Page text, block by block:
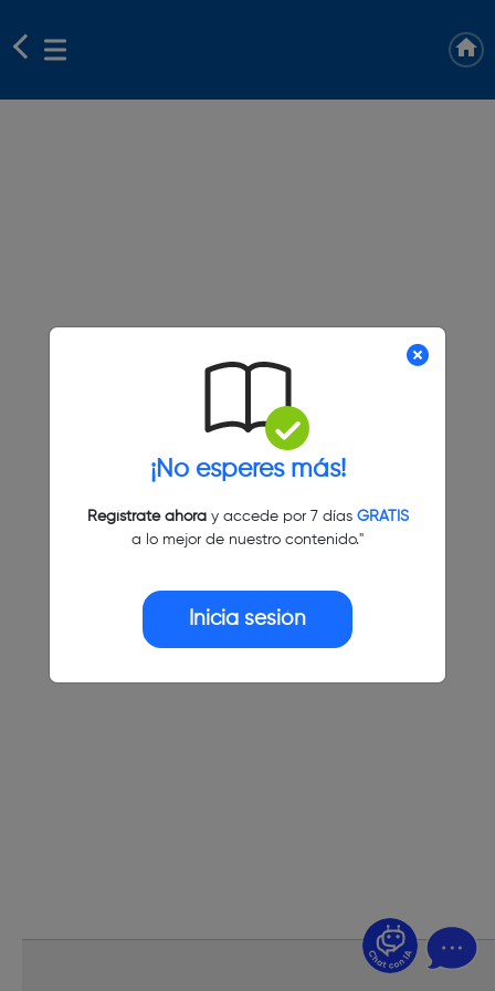
¡No esperes más!
Regístrate ahoray accede por 7 días GRATIS
a lo mejor de nuestro contenido."
Inicia sesión